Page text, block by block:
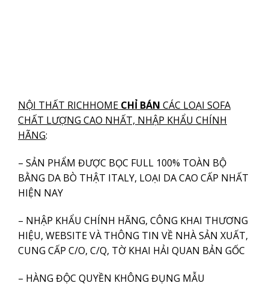
NỘI THẤT RICHHOME CHỈ BÁN CÁC LOẠI SOFA
CHẤT LƯỢNG CAO NHẤT, NHẬP KHẨU CHÍNH
HÃNG:
– SẢN PHẨM ĐƯỢC BỌC FULL 100% TOÀN BỘ
BẰNG DA BÒ THẬT ITALY, LOẠI DA CAO CẤP NHẤT
HIỆN NAY
– NHẬP KHẨU CHÍNH HÃNG, CÔNG KHAI THƯƠNG
HIỆU, WEBSITE VÀ THÔNG TIN VỀ NHÀ SẢN XUẤT,
CUNG CẤP C/O, C/Q, TỜ KHAI HẢI QUAN BẢN GỐC
– HÀNG ĐỘC QUYỀN KHÔNG ĐỤNG MẪU